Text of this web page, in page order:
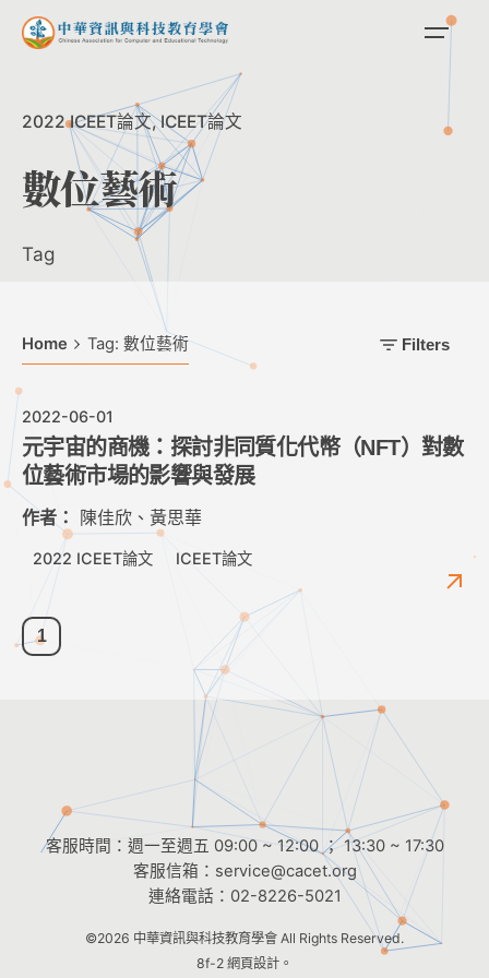
Skip
2022 ICEET論文 ICEET論文
數位藝術
Tag
Home Tag: 數位藝術 Filters
2022-06-01
元宇宙的商機：探討非同質化代幣（NFT）對數
位藝術市場的影響與發展
作者： 陳佳欣、黃思華
2022 ICEET論文 ICEET論文
1
客服時間：週一至週五 09:00 ~ 12:00 ； 13:30 ~ 17:30
客服信箱： service@cacet.org
連絡電話： 02-8226-5021
©2026 中華資訊與科技教育學會 All Rights Reserved.
8f-2 網頁設計。